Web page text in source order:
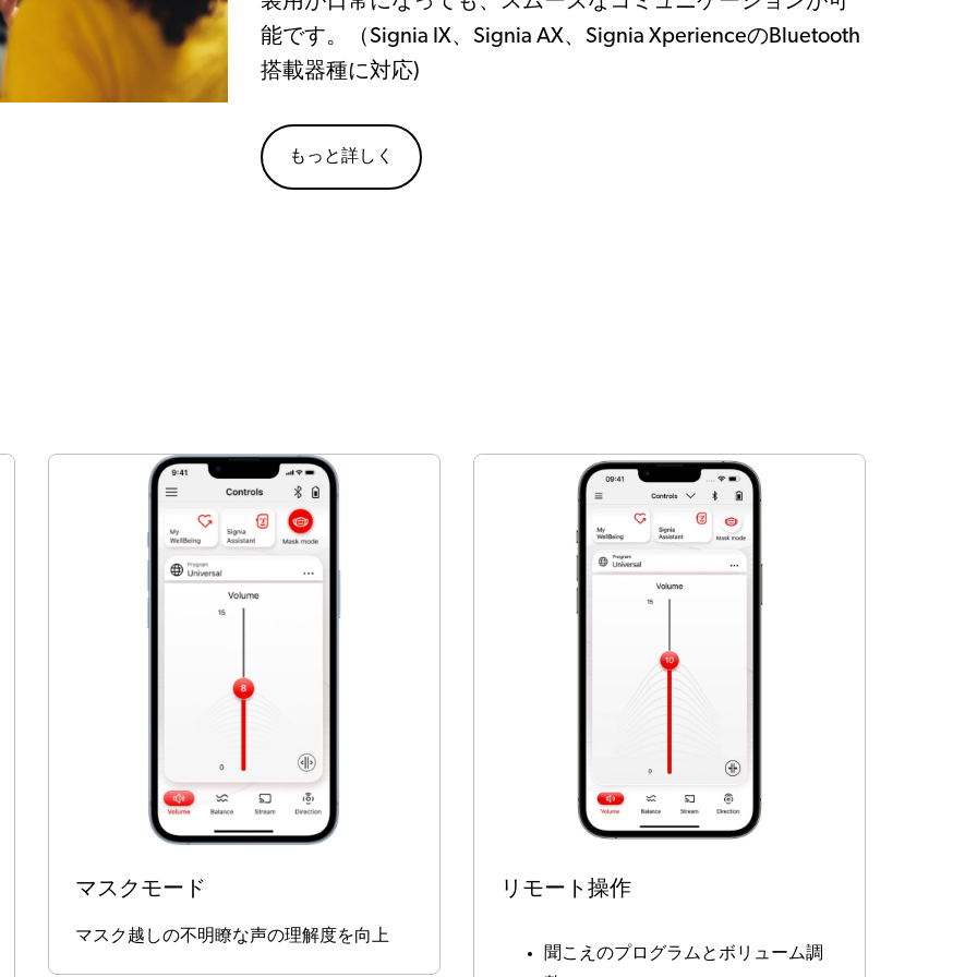
能です。（Signia IX、Signia AX、Signia XperienceのBluetooth
搭載器種に対応)
もっと詳しく
マスクモード
マスク越しの不明瞭な声の理解度を向上
リモート操作
聞こえのプログラムとボリューム調